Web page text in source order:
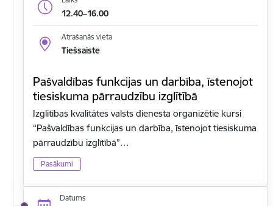
12.40–16.00
Atrašanās vieta
Tiešsaiste
Pašvaldības funkcijas un darbība, īstenojot
tiesiskuma pārraudzību izglītībā
Izglītības kvalitātes valsts dienesta organizētie kursi
“Pašvaldības funkcijas un darbība, īstenojot tiesiskuma
pārraudzību izglītībā”…
Pasākumi
Datums